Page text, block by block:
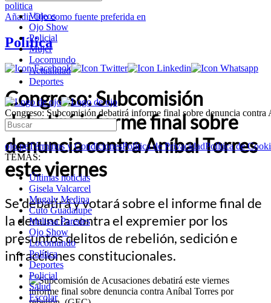
Videos
Ojo Show
Policial
Mujer
Locomundo
Actualidad
Deportes
Congreso: Subcomisión debatirá informe final sobre denuncia contra
ojo.peTérminos y CondicionesPolítica de PrivacidadPolítica de
TEMAS:
Últimas noticias
Gisela Valcarcel
Magaly Medina
Cuto Guadalupe
Melissa Paredes
Ojo Show
Locomundo
Política
Deportes
Policial
Salud
Escolar
politica
AñadirOjocomo fuente preferida en
Política
Congreso: Subcomisión
debatirá informe final sobre
denuncia contra Aníbal Torres
este viernes
Se debatirá y votará sobre el informe final de
la denuncia contra el expremier por los
presuntos delitos de rebelión, sedición e
infracciones constitucionales.